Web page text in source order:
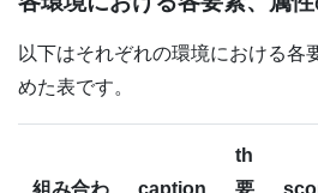
以下はそれぞれの環境における各
めた表です。
組み合わ
caption
th
要